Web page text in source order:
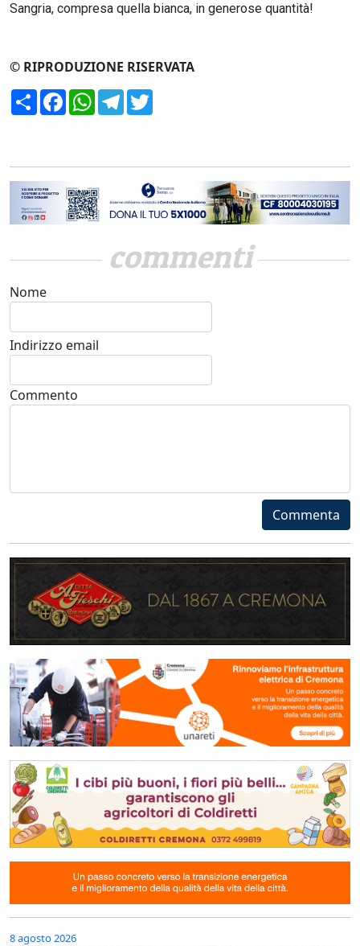
Sangria, compresa quella bianca, in generose quantità!
© RIPRODUZIONE RISERVATA
CondividiFacebookWhatsApp
Telegram
commenti
Nome
Indirizzo email
Commento
Commenta
8 agosto 2026